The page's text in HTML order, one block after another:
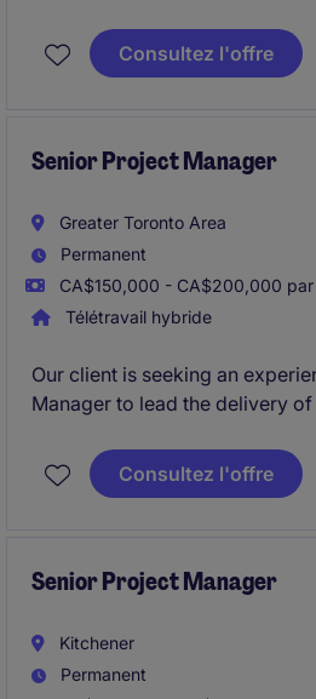
management skills, a strong
construction processes, and
Consultez l'offre
Senior Project Manager
Greater Toronto Area
Permanent
CA$150,000 - CA$200,000 par
Télétravail hybride
Our client is seeking an
Manager to lead the delivery
the Greater Toronto Area. This
seasoned construction leader
Consultez l'offre
Senior Project Manager
Kitchener
Permanent